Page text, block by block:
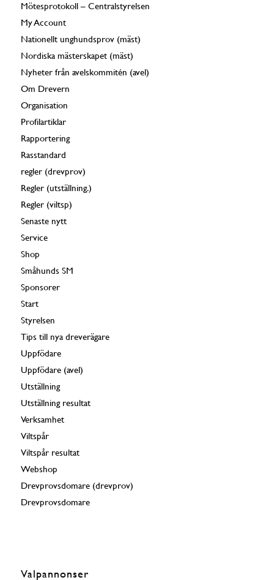
Mötesprotokoll – Centralstyrelsen
My Account
Nationellt unghundsprov (mäst)
Nordiska mästerskapet (mäst)
Nyheter från avelskommitén (avel)
Om Drevern
Organisation
Profilartiklar
Rapportering
Rasstandard
regler (drevprov)
Regler (utställning.)
Regler (viltsp)
Senaste nytt
Service
Shop
Småhunds SM
Sponsorer
Start
Styrelsen
Tips till nya dreverägare
Uppfödare
Uppfödare (avel)
Utställning
Utställning resultat
Verksamhet
Viltspår
Viltspår resultat
Webshop
Drevprovsdomare (drevprov)
Drevprovsdomare
Valpannonser